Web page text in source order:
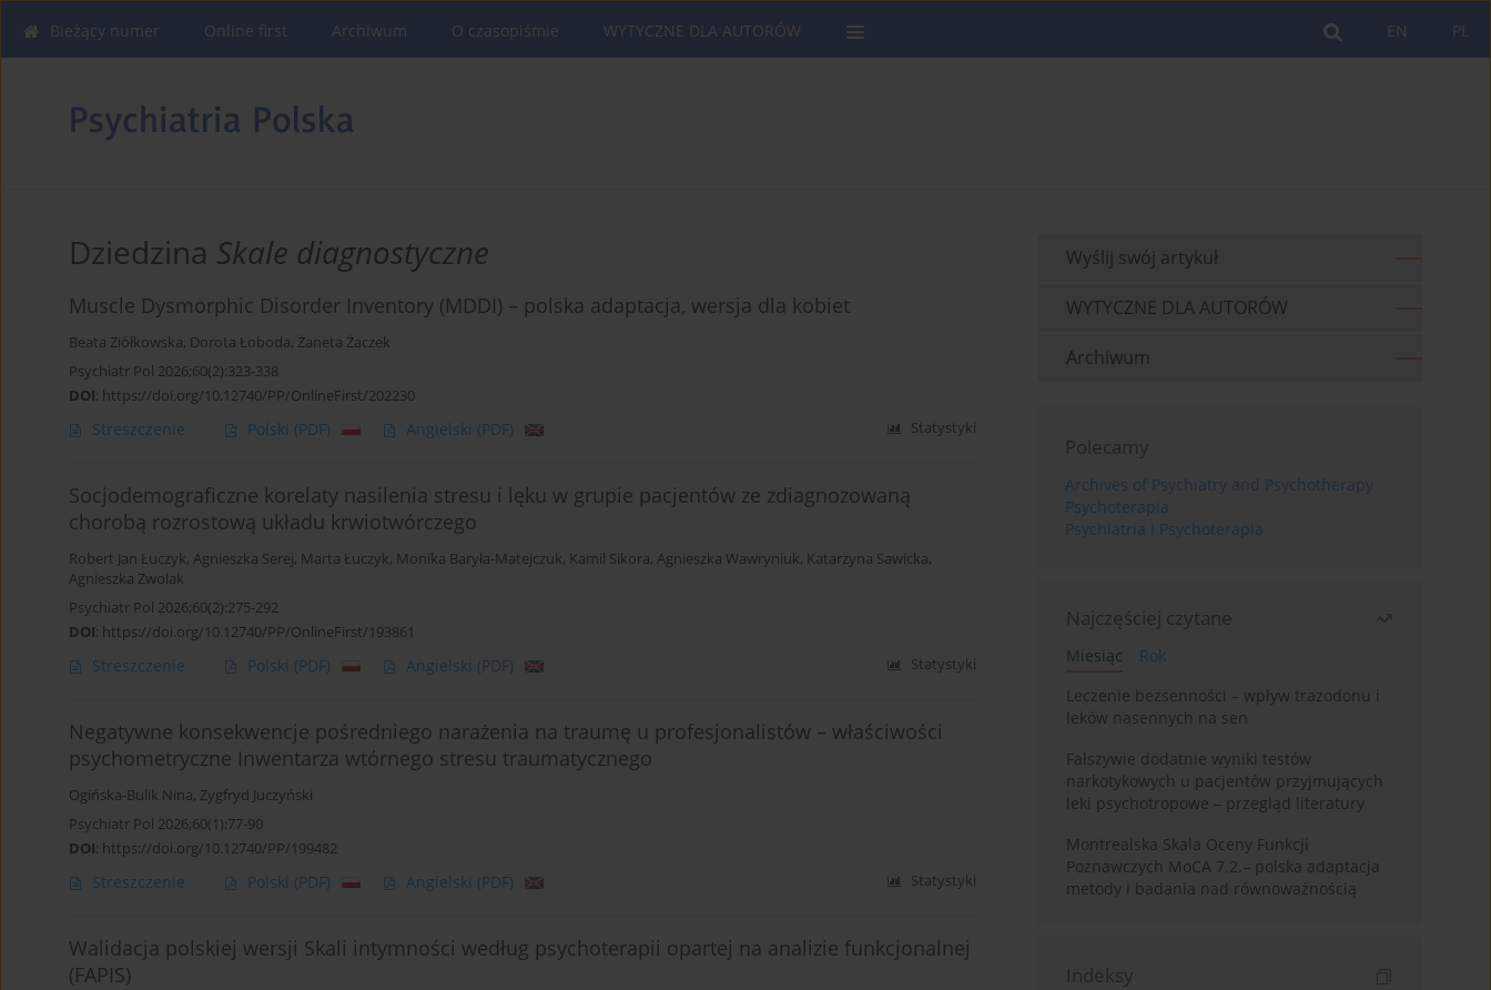
PL
EN
Bieżący numer Online first Archiwum O czasopiśmie WYTYCZNE DLA AUTORÓW
Dziedzina Skale diagnostyczne
Muscle Dysmorphic Disorder Inventory (MDDI) – polska adaptacja, wersja dla kobiet
Beata Ziółkowska, Dorota Łoboda, Żaneta Żaczek
Psychiatr Pol 2026;60(2):323-338
DOI: https://doi.org/10.12740/PP/OnlineFirst/202230
Streszczenie Polski (PDF) Angielski (PDF) Statystyki
Socjodemograficzne korelaty nasilenia stresu i lęku w grupie pacjentów ze zdiagnozowaną
chorobą rozrostową układu krwiotwórczego
Robert Jan Łuczyk, Agnieszka Serej, Marta Łuczyk, Monika Baryła-Matejczuk, Kamil Sikora, Agnieszka Wawryniuk, Katarzyna Sawicka,
Agnieszka Zwolak
Psychiatr Pol 2026;60(2):275-292
DOI: https://doi.org/10.12740/PP/OnlineFirst/193861
Streszczenie Polski (PDF) Angielski (PDF) Statystyki
Negatywne konsekwencje pośredniego narażenia na traumę u profesjonalistów – właściwości
psychometryczne Inwentarza wtórnego stresu traumatycznego
Ogińska-Bulik Nina, Zygfryd Juczyński
Psychiatr Pol 2026;60(1):77-90
DOI: https://doi.org/10.12740/PP/199482
Streszczenie Polski (PDF) Angielski (PDF) Statystyki
Walidacja polskiej wersji Skali intymności według psychoterapii opartej na analizie funkcjonalnej
(FAPIS)
Wyślij swój artykuł
WYTYCZNE DLA AUTORÓW
Archiwum
Polecamy
Archives of Psychiatry and Psychotherapy
Psychoterapia
Psychiatria i Psychoterapia
Najczęściej czytane
Miesiąc
Rok
Leczenie bezsenności – wpływ trazodonu i
leków nasennych na sen
Fałszywie dodatnie wyniki testów
narkotykowych u pacjentów przyjmujących
leki psychotropowe – przegląd literatury
Montrealska Skala Oceny Funkcji
Poznawczych MoCA 7.2.– polska adaptacja
metody i badania nad równoważnością
Indeksy